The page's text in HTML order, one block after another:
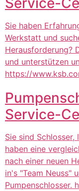
Sie haben
Werkstatt und
Herausforderung?
und unterstützen
https://
Service-
Sie sind
haben eine
nach einer neuen
in's "Team Neuss"
Pumpenschlosser.